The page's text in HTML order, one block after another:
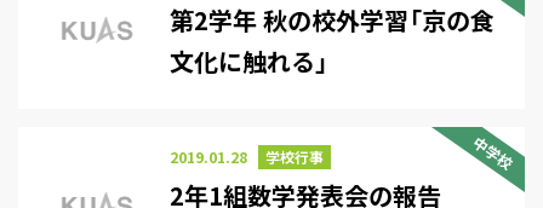
第2学年 秋の校外学習「京の食
文化に触れる」
中学校
2019.01.28 学校行事
2年1組数学発表会の報告